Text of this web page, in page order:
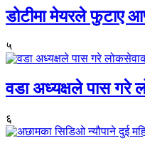
डोटीमा मेयरले फुटाए
५
वडा अध्यक्षले पास गरे
६